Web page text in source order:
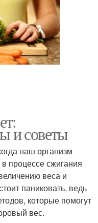
и советы
наш организм
процессе сжигания
веса и
паниковать, ведь
которые помогут
вес.